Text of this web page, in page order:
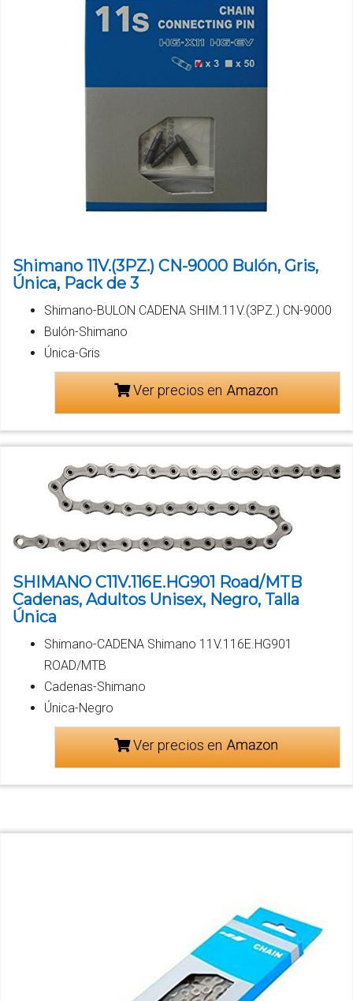
Shimano 11V.(3PZ.) CN-9000 Bulón, Gris,
Única, Pack de 3
Shimano-BULON CADENA SHIM.11V.(3PZ.) CN-9000
Bulón-Shimano
Única-Gris
Ver precios en
SHIMANO C11V.116E.HG901 Road/MTB
Cadenas, Adultos Unisex, Negro, Talla
Única
Shimano-CADENA Shimano 11V.116E.HG901
ROAD/MTB
Cadenas-Shimano
Única-Negro
Ver precios en